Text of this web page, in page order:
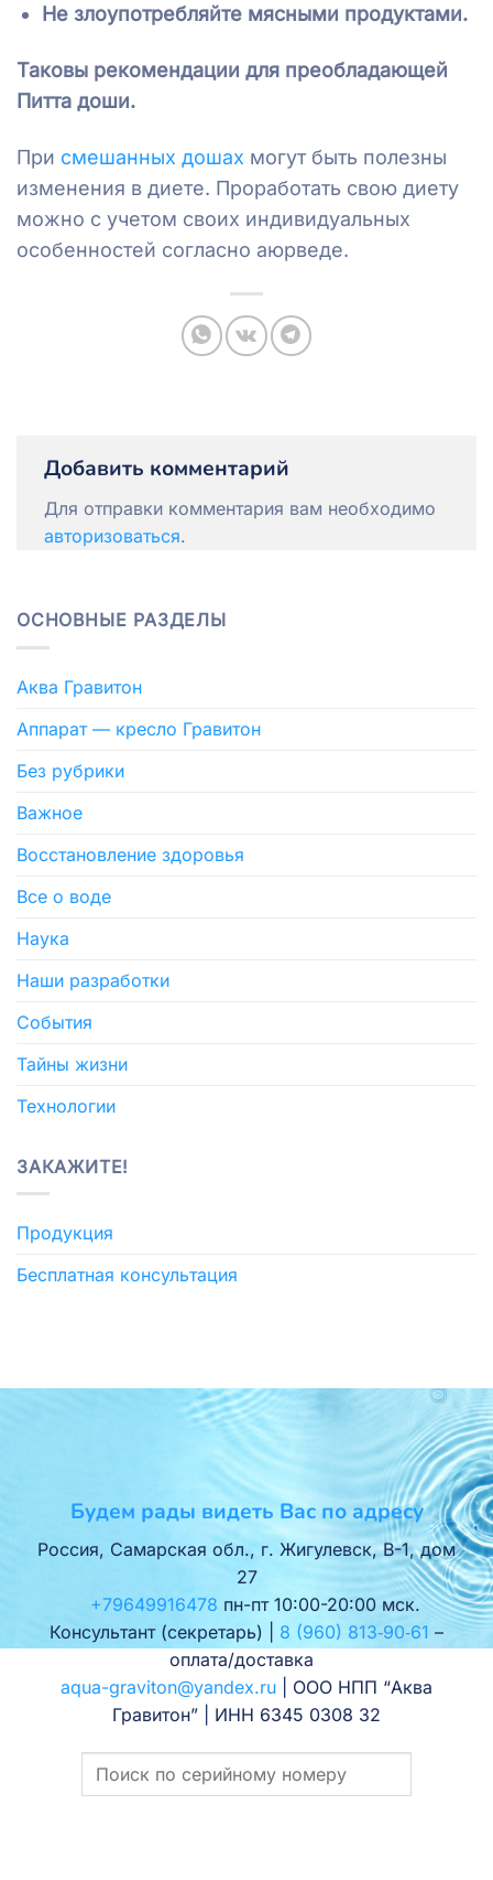
Не злоупотребляйте мясными продуктами.
Таковы рекомендации для преобладающей
Питта доши.
При смешанных дошах могут быть полезны
изменения в диете. Проработать свою диету
можно с учетом своих индивидуальных
особенностей согласно аюрведе.
Добавить комментарий
Для отправки комментария вам необходимо
авторизоваться.
ОСНОВНЫЕ РАЗДЕЛЫ
Аква Гравитон
Аппарат — кресло Гравитон
Без рубрики
Важное
Восстановление здоровья
Все о воде
Наука
Наши разработки
События
Тайны жизни
Технологии
ЗАКАЖИТЕ!
Продукция
Бесплатная консультация
Будем рады видеть Вас по адресу
Россия, Самарская обл., г. Жигулевск, В-1, дом
27
+79649916478 пн-пт 10:00-20:00 мск.
Консультант (секретарь) | 8 (960) 813‑90‑61 –
оплата/доставка
aqua-graviton@yandex.ru | ООО НПП “Аква
Гравитон” | ИНН 6345 0308 32